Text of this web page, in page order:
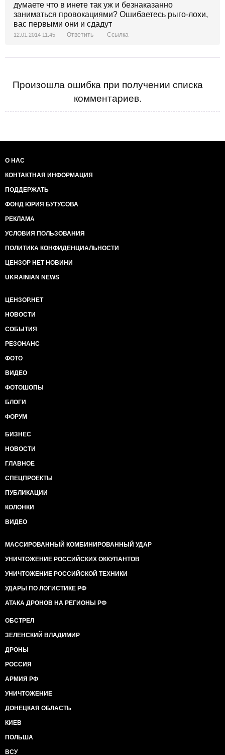
думаете что в инете так уж и безнаказанно
заниматься провокациями? Ошибаетесь рыго-лохи,
вас первыми они и сдадут
12.01.2014 11:45 Ответить Ссылка
Произошла ошибка при получении списка
комментариев.
О НАС
КОНТАКТНАЯ ИНФОРМАЦИЯ
ПОДДЕРЖАТЬ
ФОНД ЮРИЯ БУТУСОВА
РЕКЛАМА
УСЛОВИЯ ПОЛЬЗОВАНИЯ
ПОЛИТИКА КОНФИДЕНЦИАЛЬНОСТИ
ЦЕНЗОР НЕТ НОВИНИ
UKRAINIAN NEWS
ЦЕНЗОР.НЕТ
НОВОСТИ
СОБЫТИЯ
РЕЗОНАНС
ФОТО
ВИДЕО
ФОТОШОПЫ
БЛОГИ
ФОРУМ
БИЗНЕС
НОВОСТИ
ГЛАВНОЕ
СПЕЦПРОЕКТЫ
ПУБЛИКАЦИИ
КОЛОНКИ
ВИДЕО
МАССИРОВАННЫЙ КОМБИНИРОВАННЫЙ УДАР
УНИЧТОЖЕНИЕ РОССИЙСКИХ ОККУПАНТОВ
УНИЧТОЖЕНИЕ РОССИЙСКОЙ ТЕХНИКИ
УДАРЫ ПО ЛОГИСТИКЕ РФ
АТАКА ДРОНОВ НА РЕГИОНЫ РФ
ОБСТРЕЛ
ЗЕЛЕНСКИЙ ВЛАДИМИР
ДРОНЫ
РОССИЯ
АРМИЯ РФ
УНИЧТОЖЕНИЕ
ДОНЕЦКАЯ ОБЛАСТЬ
КИЕВ
ПОЛЬША
ВСУ